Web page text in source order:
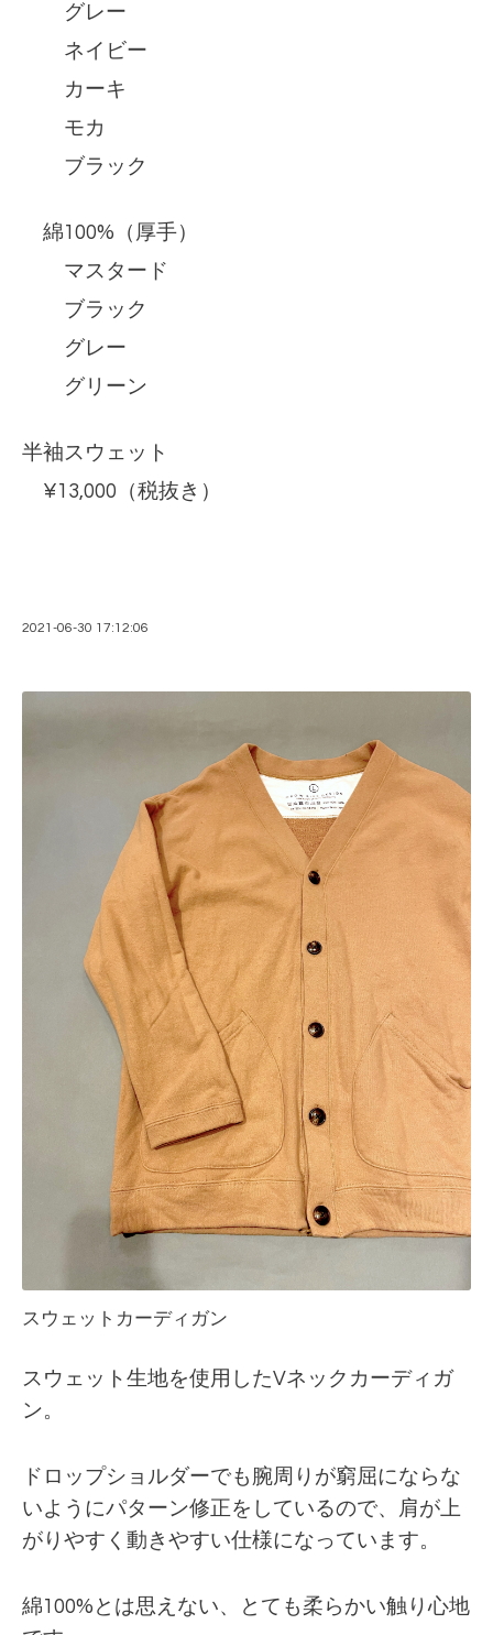
グレー
ネイビー
カーキ
モカ
ブラック
綿100%（厚手）
マスタード
ブラック
グレー
グリーン
半袖スウェット
¥13,000（税抜き）
2021-06-30 17:12:06
スウェットカーディガン
スウェット生地を使用したVネックカーディガ
ン。
ドロップショルダーでも腕周りが窮屈にならな
いようにパターン修正をしているので、肩が上
がりやすく動きやすい仕様になっています。
綿100%とは思えない、とても柔らかい触り心地